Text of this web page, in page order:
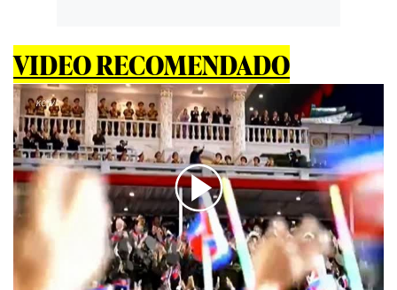
VIDEO RECOMENDADO
00:00/01:33